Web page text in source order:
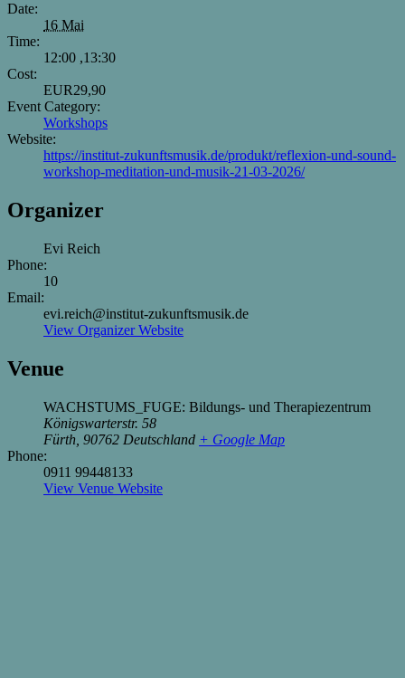
Date:
16 Mai
Time:
12:00 ,13:30
Cost:
EUR29,90
Event Category:
Workshops
Website:
https://institut-zukunftsmusik.de/produkt/reflexion-und-sound-
workshop-meditation-und-musik-21-03-2026/
Organizer
Evi Reich
Phone:
10
Email:
evi.reich@institut-zukunftsmusik.de
View Organizer Website
Venue
WACHSTUMS_FUGE: Bildungs- und Therapiezentrum
Königswarterstr. 58
Fürth 90762 Deutschland + Google Map
Phone:
0911 99448133
View Venue Website